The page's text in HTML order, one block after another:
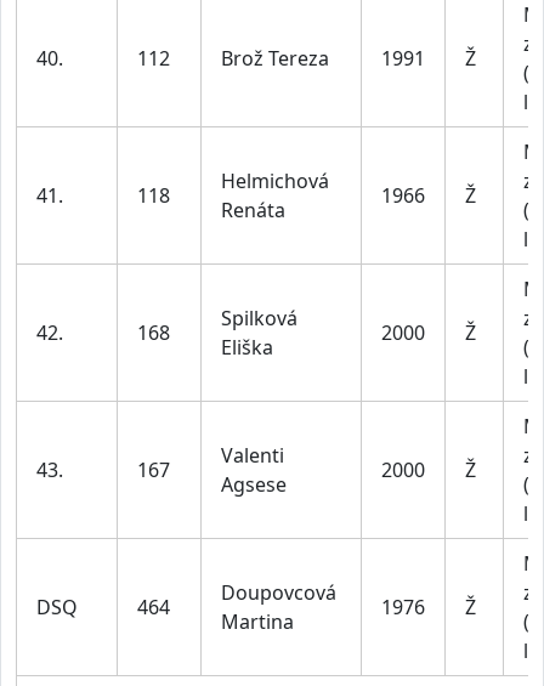
40. 112 Brož Tereza 1991 Ž
41. 118
Helmichová
Renáta
1966 Ž
42. 168
Spilková
Eliška
2000 Ž
43. 167
Valenti
Agsese
2000 Ž
DSQ 464
Doupovcová
Martina
1976 Ž